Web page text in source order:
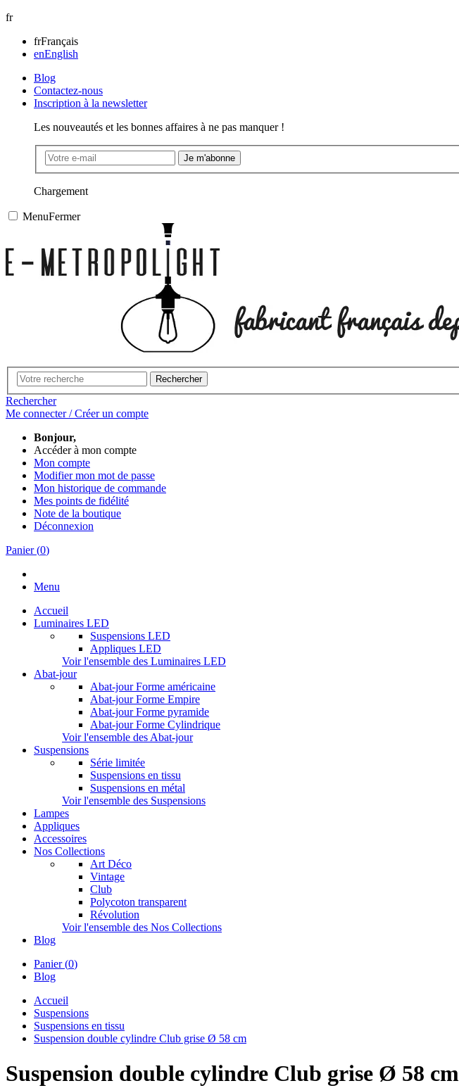
fr
frFrançais
enEnglish
Blog
Contactez-nous
Inscription à la newsletter
Les nouveautés et les bonnes affaires à ne pas manquer !
Je m'abonne
Chargement
MenuFermer
Rechercher
Rechercher
Me connecter / Créer un compte
Bonjour,
Accéder à mon compte
Mon compte
Modifier mon mot de passe
Mon historique de commande
Mes points de fidélité
Note de la boutique
Déconnexion
Panier(0)
Menu
Accueil
Luminaires LED
Suspensions LED
Appliques LED
Voir l'ensemble des Luminaires LED
Abat-jour
Abat-jour Forme américaine
Abat-jour Forme Empire
Abat-jour Forme pyramide
Abat-jour Forme Cylindrique
Voir l'ensemble des Abat-jour
Suspensions
Série limitée
Suspensions en tissu
Suspensions en métal
Voir l'ensemble des Suspensions
Lampes
Appliques
Accessoires
Nos Collections
Art Déco
Vintage
Club
Polycoton transparent
Révolution
Voir l'ensemble des Nos Collections
Blog
Panier (0)
Blog
Accueil
Suspensions
Suspensions en tissu
Suspension double cylindre Club grise Ø 58 cm
Suspension double cylindre Club grise Ø 58 cm